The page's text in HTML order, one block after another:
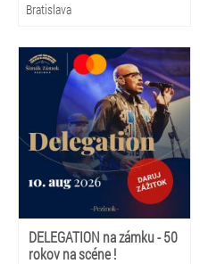
Bratislava
DELEGATION na zámku - 50
rokov na scéne !